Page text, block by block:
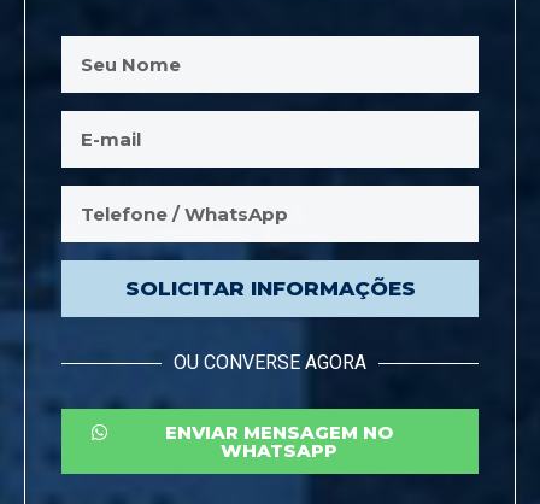
SOLICITAR INFORMAÇÕES
OU CONVERSE AGORA
ENVIAR MENSAGEM NO
WHATSAPP